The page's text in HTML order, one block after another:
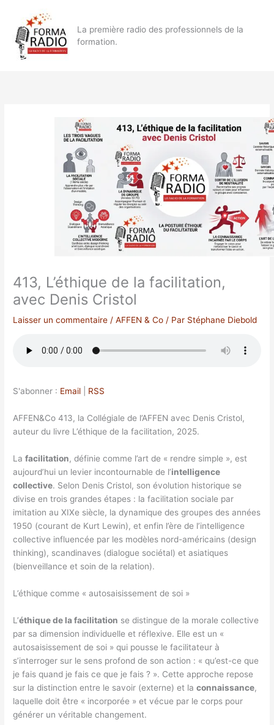
contenu
La première radio des professionnels de la
formation.
413, L’éthique de la facilitation,
avec Denis Cristol
Laisser un commentaire /AFFEN & Co / Par Stéphane Diebold
S'abonner : Email RSS
AFFEN&Co 413, la Collégiale de l’AFFEN avec Denis Cristol,
auteur du livre L’éthique de la facilitation, 2025.
Lafacilitation, définie comme l’art de « rendre simple », est
aujourd’hui un levier incontournable de l’intelligence
collective. Selon Denis Cristol, son évolution historique se
divise en trois grandes étapes : la facilitation sociale par
imitation au XIXe siècle, la dynamique des groupes des années
1950 (courant de Kurt Lewin), et enfin l’ère de l’intelligence
collective influencée par les modèles nord-américains (design
thinking), scandinaves (dialogue sociétal) et asiatiques
(bienveillance et soin de la relation).
L’éthique comme « autosaisissement de soi »
L’éthique de la facilitation se distingue de la morale collective
par sa dimension individuelle et réflexive. Elle est un «
autosaisissement de soi » qui pousse le facilitateur à
s’interroger sur le sens profond de son action : « qu’est-ce que
je fais quand je fais ce que je fais ? ». Cette approche repose
sur la distinction entre le savoir (externe) et laconnaissance,
laquelle doit être « incorporée » et vécue par le corps pour
générer un véritable changement.